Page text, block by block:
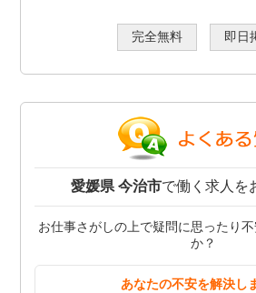
完全無料 即日
愛媛県 今治市で働く求人を
お仕事さがしの上で疑問に思ったり
か？
あなたの不安を解決し